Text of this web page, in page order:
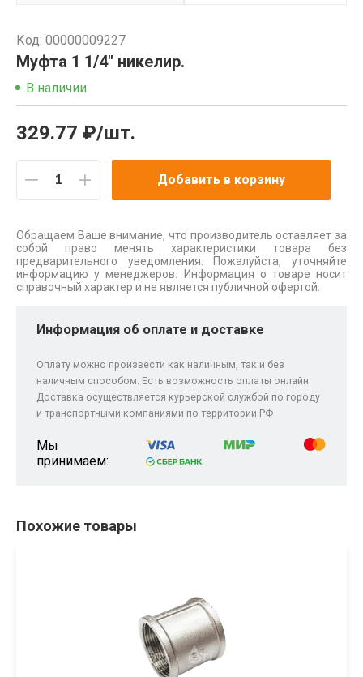
Код: 00000009227
Муфта 1 1/4" никелир.
В наличии
329.77 ₽/шт.
Добавить в корзину
Обращаем Ваше внимание, что производитель оставляет за
собой право менять характеристики товара без
предварительного уведомления. Пожалуйста, уточняйте
информацию у менеджеров. Информация о товаре носит
справочный характер и не является публичной офертой.
Информация об оплате и доставке
Оплату можно произвести как наличным, так и без
наличным способом. Есть возможность оплаты онлайн.
Доставка осуществляется курьерской службой по городу
и транспортными компаниями по территории РФ
Мы
принимаем:
Похожие товары